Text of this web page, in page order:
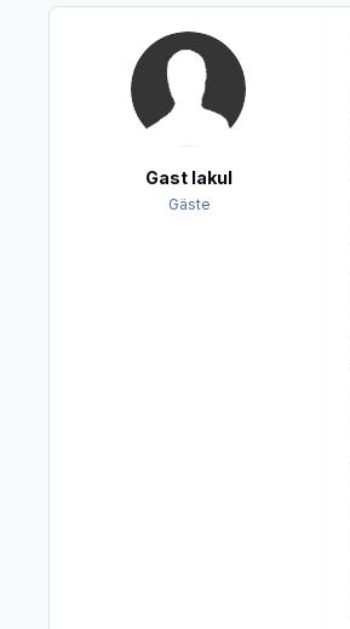
Gast lakul
Gäste